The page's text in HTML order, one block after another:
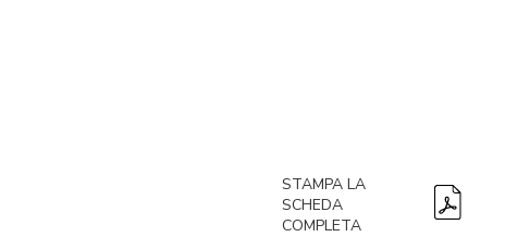
STAMPA LA
SCHEDA
COMPLETA